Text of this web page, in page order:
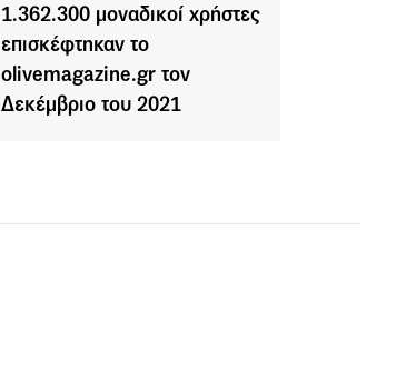
1.362.300 μοναδικοί χρήστες
επισκέφτηκαν το
olivemagazine.gr τον
Δεκέμβριο του 2021